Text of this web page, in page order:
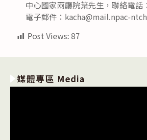
中心國家兩廳院葉先生，聯絡電
電子郵件：kacha@mail.npac-
Post Views: 87
媒體專區 Media